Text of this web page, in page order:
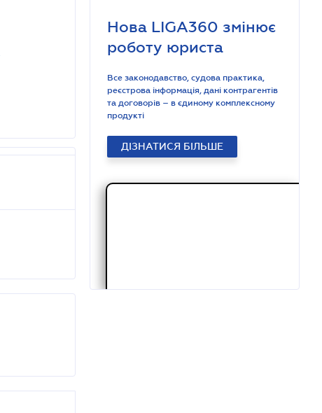
Нова LIGA360 змінює
роботу юриста
Все законодавство, судова практика,
реєстрова інформація, дані контрагентів
та договорів – в єдиному комплексному
продукті
ДІЗНАТИСЯ БІЛЬШЕ